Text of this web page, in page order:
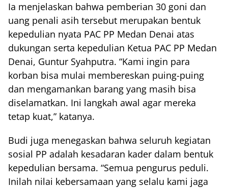
Ia menjelaskan bahwa pemberian 30 goni dan
uang penali asih tersebut merupakan bentuk
kepedulian nyata PAC PP Medan Denai atas
dukungan serta kepedulian Ketua PAC PP Medan
Denai, Guntur Syahputra. “Kami ingin para
korban bisa mulai membereskan puing-puing
dan mengamankan barang yang masih bisa
diselamatkan. Ini langkah awal agar mereka
tetap kuat,” katanya.
Budi juga menegaskan bahwa seluruh kegiatan
sosial PP adalah kesadaran kader dalam bentuk
kepedulian bersama. “Semua pengurus peduli.
Inilah nilai kebersamaan yang selalu kami jaga